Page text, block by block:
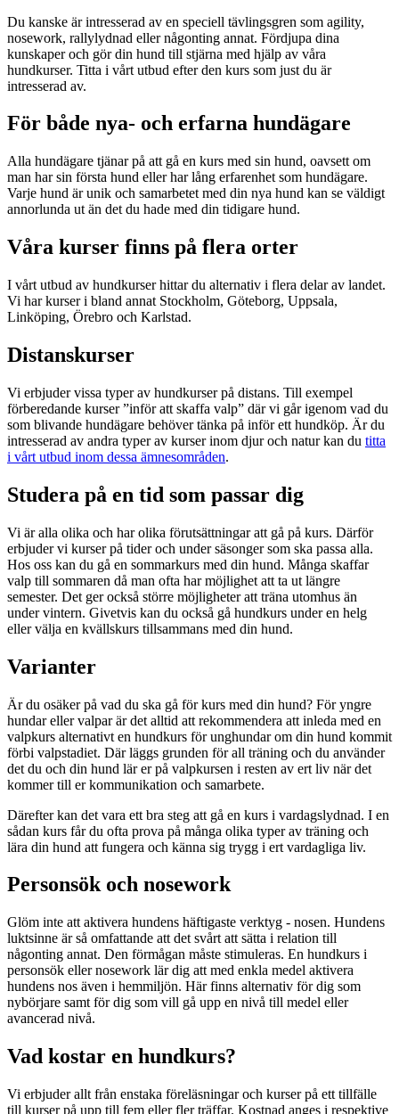
Du kanske är intresserad av en speciell tävlingsgren som agility,
nosework, rallylydnad eller någonting annat. Fördjupa dina
kunskaper och gör din hund till stjärna med hjälp av våra
hundkurser. Titta i vårt utbud efter den kurs som just du är
intresserad av.
För både nya- och erfarna hundägare
Alla hundägare tjänar på att gå en kurs med sin hund, oavsett om
man har sin första hund eller har lång erfarenhet som hundägare.
Varje hund är unik och samarbetet med din nya hund kan se väldigt
annorlunda ut än det du hade med din tidigare hund.
Våra kurser finns på flera orter
I vårt utbud av hundkurser hittar du alternativ i flera delar av landet.
Vi har kurser i bland annat Stockholm, Göteborg, Uppsala,
Linköping, Örebro och Karlstad.
Distanskurser
Vi erbjuder vissa typer av hundkurser på distans. Till exempel
förberedande kurser ”inför att skaffa valp” där vi går igenom vad du
som blivande hundägare behöver tänka på inför ett hundköp. Är du
intresserad av andra typer av kurser inom djur och natur kan du titta
i vårt utbud inom dessa ämnesområden.
Studera på en tid som passar dig
Vi är alla olika och har olika förutsättningar att gå på kurs. Därför
erbjuder vi kurser på tider och under säsonger som ska passa alla.
Hos oss kan du gå en sommarkurs med din hund. Många skaffar
valp till sommaren då man ofta har möjlighet att ta ut längre
semester. Det ger också större möjligheter att träna utomhus än
under vintern. Givetvis kan du också gå hundkurs under en helg
eller välja en kvällskurs tillsammans med din hund.
Varianter
Är du osäker på vad du ska gå för kurs med din hund? För yngre
hundar eller valpar är det alltid att rekommendera att inleda med en
valpkurs alternativt en hundkurs för unghundar om din hund kommit
förbi valpstadiet. Där läggs grunden för all träning och du använder
det du och din hund lär er på valpkursen i resten av ert liv när det
kommer till er kommunikation och samarbete.
Därefter kan det vara ett bra steg att gå en kurs i vardagslydnad. I en
sådan kurs får du ofta prova på många olika typer av träning och
lära din hund att fungera och känna sig trygg i ert vardagliga liv.
Personsök och nosework
Glöm inte att aktivera hundens häftigaste verktyg - nosen. Hundens
luktsinne är så omfattande att det svårt att sätta i relation till
någonting annat. Den förmågan måste stimuleras. En hundkurs i
personsök eller nosework lär dig att med enkla medel aktivera
hundens nos även i hemmiljön. Här finns alternativ för dig som
nybörjare samt för dig som vill gå upp en nivå till medel eller
avancerad nivå.
Vad kostar en hundkurs?
Vi erbjuder allt från enstaka föreläsningar och kurser på ett tillfälle
till kurser på upp till fem eller fler träffar. Kostnad anges i respektive